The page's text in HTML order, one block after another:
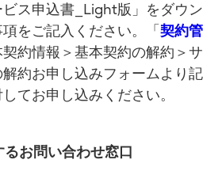
ス申込書_Light版」をダウン
をご記入ください。「 契約管
契約情報＞基本契約の解約＞サ
約お申し込みフォームより記
てお申し込みください。
お問い合わせ窓口